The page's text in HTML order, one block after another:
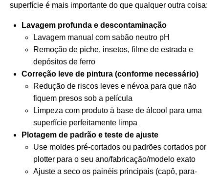
superfície é mais importante do que qualquer outra coisa:
Lavagem profunda e descontaminação
Lavagem manual com sabão neutro pH
Remoção de piche, insetos, filme de estrada e
depósitos de ferro
Correção leve de pintura (conforme necessário)
Redução de riscos leves e névoa para que não
fiquem presos sob a película
Limpeza com produto à base de álcool para uma
superfície perfeitamente limpa
Plotagem de padrão e teste de ajuste
Use moldes pré-cortados ou padrões cortados por
plotter para o seu ano/fabricação/modelo exato
Ajuste a seco os painéis principais (capô, para-